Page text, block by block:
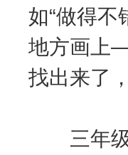
如“做得不
地方画上
找出来了
三年级